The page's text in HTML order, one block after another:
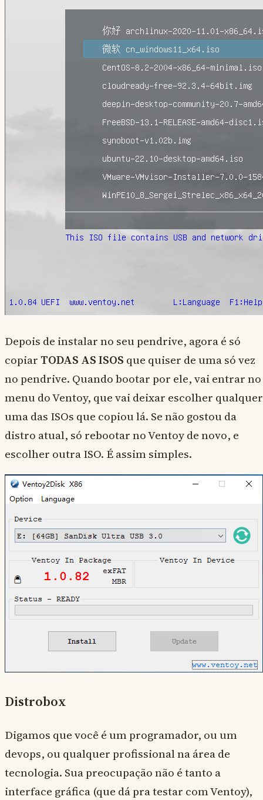
Depois de instalar no seu pendrive, agora é só
copiar TODAS AS ISOS que quiser de uma só vez
no pendrive. Quando bootar por ele, vai entrar no
menu do Ventoy, que vai deixar escolher qualquer
uma das ISOs que copiou lá. Se não gostou da
distro atual, só rebootar no Ventoy de novo, e
escolher outra ISO. É assim simples.
Distrobox
Digamos que você é um programador, ou um
devops, ou qualquer profissional na área de
tecnologia. Sua preocupação não é tanto a
interface gráfica (que dá pra testar com Ventoy),